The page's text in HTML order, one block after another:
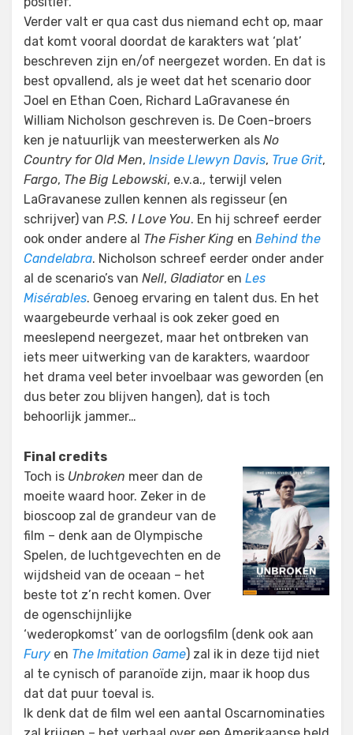
Verder valt er qua cast dus niemand echt op, maar
dat komt vooral doordat de karakters wat ‘plat’
beschreven zijn en/of neergezet worden. En dat is
best opvallend, als je weet dat het scenario door
Joel en Ethan Coen, Richard LaGravanese én
William Nicholson geschreven is. De Coen-broers
ken je natuurlijk van meesterwerken als No
Country for Old Men, Inside Llewyn Davis, True Grit,
Fargo, The Big Lebowski, e.v.a., terwijl velen
LaGravanese zullen kennen als regisseur (en
schrijver) van P.S. I Love You. En hij schreef eerder
ook onder andere al The Fisher King en Behind the
Candelabra. Nicholson schreef eerder onder ander
al de scenario’s van Nell, Gladiatoren Les
Misérables. Genoeg ervaring en talent dus. En het
waargebeurde verhaal is ook zeker goed en
meeslepend neergezet, maar het ontbreken van
iets meer uitwerking van de karakters, waardoor
het drama veel beter invoelbaar was geworden (en
dus beter zou blijven hangen), dat is toch
behoorlijk jammer…
Final credits
Toch is Unbroken meer dan de
moeite waard hoor. Zeker in de
bioscoop zal de grandeur van de
film – denk aan de Olympische
Spelen, de luchtgevechten en de
wijdsheid van de oceaan – het
beste tot z’n recht komen. Over
de ogenschijnlijke
‘wederopkomst’ van de oorlogsfilm (denk ook aan
Fury en The Imitation Game) zal ik in deze tijd niet
al te cynisch of paranoïde zijn, maar ik hoop dus
dat dat puur toeval is.
Ik denk dat de film wel een aantal Oscarnominaties